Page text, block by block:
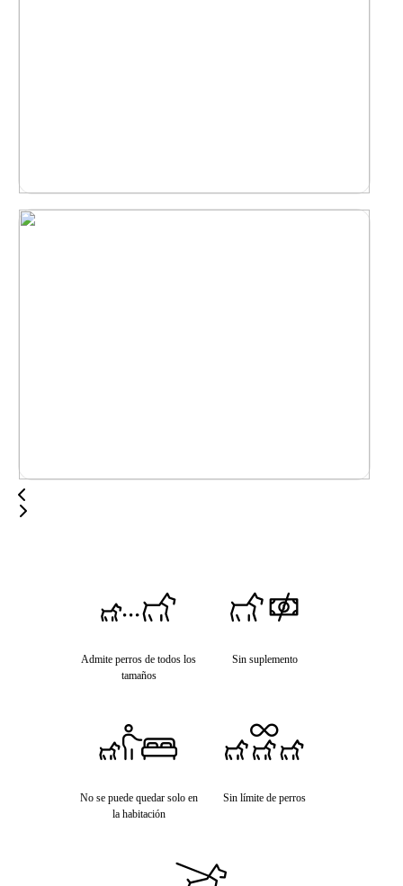
Admite perros de todos los
tamaños
Sin suplemento
No se puede quedar solo en
la habitación
Sin límite de perros